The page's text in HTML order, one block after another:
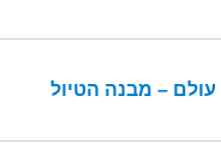
עולם – מבנה הטיול